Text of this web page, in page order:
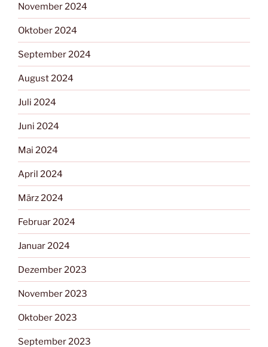
November 2024
Oktober 2024
September 2024
August 2024
Juli 2024
Juni 2024
Mai 2024
April 2024
März 2024
Februar 2024
Januar 2024
Dezember 2023
November 2023
Oktober 2023
September 2023